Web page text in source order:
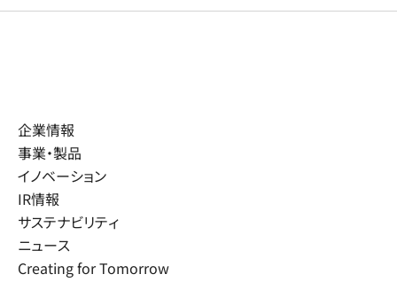
企業情報
事業・製品
イノベーション
IR情報
サステナビリティ
ニュース
Creating for Tomorrow